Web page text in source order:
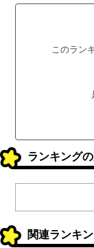
このラン
ランキング
関連ランキ